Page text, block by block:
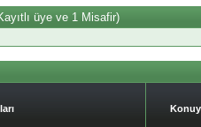
üye ve 1 Misafir)